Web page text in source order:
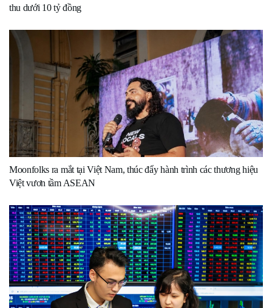
thu dưới 10 tỷ đồng
Moonfolks ra mắt tại Việt Nam, thúc đẩy hành trình các thương hiệu
Việt vươn tầm ASEAN